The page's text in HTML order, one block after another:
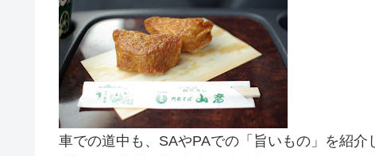
車での道中も、SAやPAでの「旨いもの」を紹介